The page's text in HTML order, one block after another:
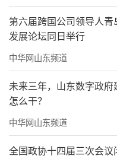
第六届跨国公司领导人
发展论坛同日举行
中华网山东频道
未来三年，山东数字政府
怎么干？
中华网山东频道
全国政协十四届三次会议